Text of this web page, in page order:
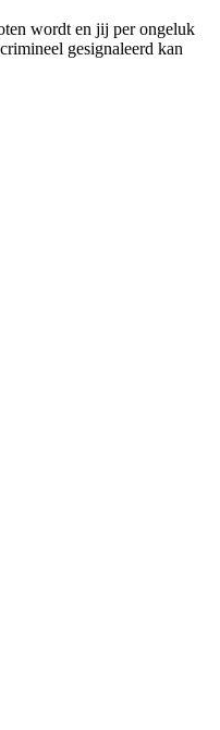
wordt en jij per ongeluk
gesignaleerd kan